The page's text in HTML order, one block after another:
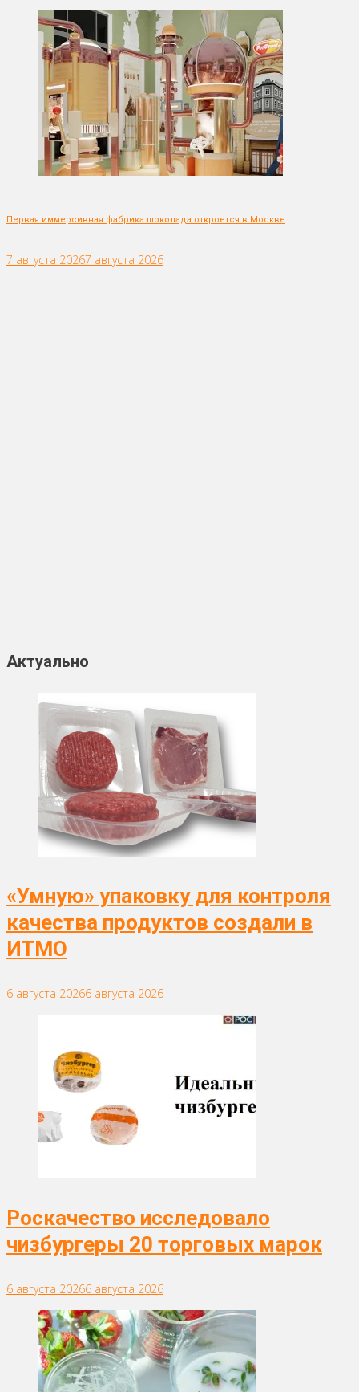
Первая иммерсивная фабрика шоколада откроется в Москве
7 августа 20267 августа 2026
Актуально
«Умную» упаковку для контроля
качества продуктов создали в
ИТМО
6 августа 20266 августа 2026
Роскачество исследовало
чизбургеры 20 торговых марок
6 августа 20266 августа 2026